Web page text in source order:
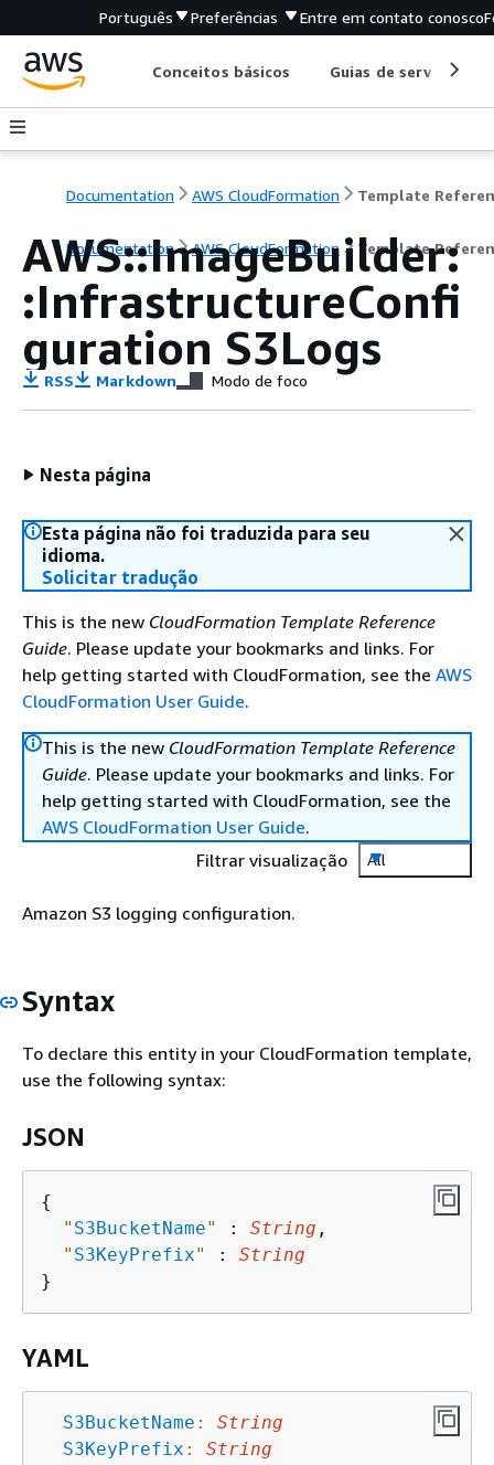
Português Preferências Entre em contato conosco
Conceitos básicos Guias de serviço
Documentation AWS CloudFormation Template
Documentation AWS CloudFormation Template
AWS::ImageBuilder:
:InfrastructureConfi
guration S3Logs
RSS Markdown Modo de foco
Nesta página
Esta página não foi traduzida para seu
idioma.
Solicitar tradução
This is the new CloudFormation Template Reference
Guide. Please update your bookmarks and links. For
help getting started with CloudFormation, see the AWS
CloudFormation User Guide.
This is the new CloudFormation Template Reference
Guide. Please update your bookmarks and links. For
help getting started with CloudFormation, see the
AWS CloudFormation User Guide.
Filtrar visualização
All
Amazon S3 logging configuration.
Syntax
To declare this entity in your CloudFormation template,
use the following syntax:
JSON
{
" S3BucketName" : String ,
" S3KeyPrefix" : String
YAML
S3BucketName :
String
S3KeyPrefix : String